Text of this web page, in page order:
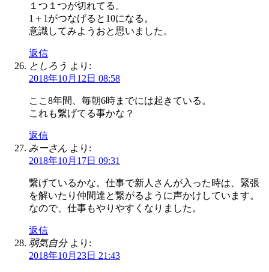
１つ１つが切れてる。
1＋1がつなげると10になる。
意識してみようおと思いました。
返信
としろう より:
2018年10月12日 08:58
ここ8年間、毎朝6時までには起きている。
これも繋げてる事かな？
返信
みーさん より:
2018年10月17日 09:31
繋げているかな。仕事で新人さんが入った時は、緊張
を解いたり仲間達と繋がるように声かけしています。
なので、仕事もやりやすくなりました。
返信
弱気自分 より:
2018年10月23日 21:43